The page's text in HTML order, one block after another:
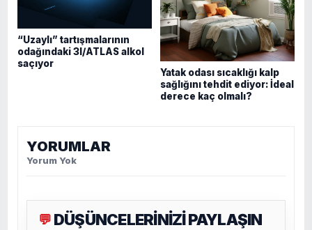
“Uzaylı” tartışmalarının
odağındaki 3I/ATLAS alkol
saçıyor
Yatak odası sıcaklığı kalp
sağlığını tehdit ediyor: İdeal
derece kaç olmalı?
YORUMLAR
Yorum Yok
💬 DÜŞÜNCELERİNİZİ PAYLAŞIN